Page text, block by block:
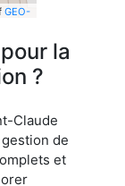
GEO-
la
?
Claude
de
et